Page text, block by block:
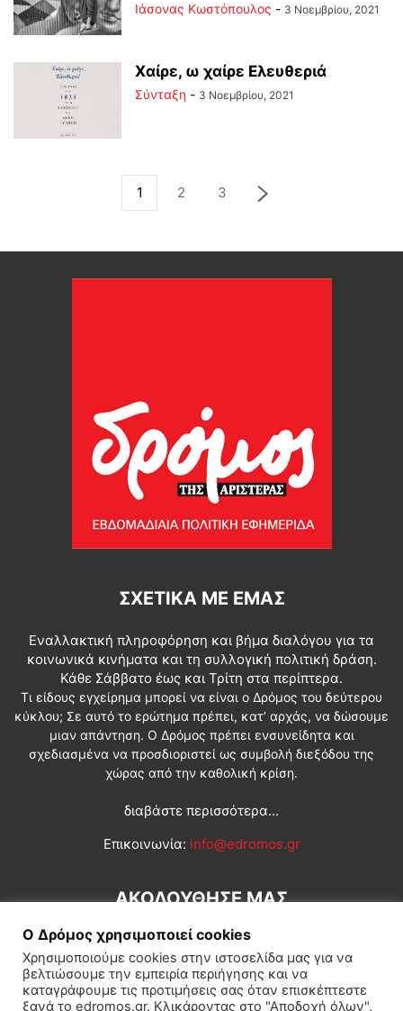
Ιάσονας Κωστόπουλος - 3 Νοεμβρίου, 2021
Χαίρε, ω χαίρε Ελευθεριά
Σύνταξη - 3 Νοεμβρίου, 2021
1 2 3
ΣΧΕΤΙΚΆ ΜΕ ΕΜΆΣ
Εναλλακτική πληροφόρηση και βήμα διαλόγου για τα
κοινωνικά κινήματα και τη συλλογική πολιτική δράση.
Κάθε Σάββατο έως και Τρίτη στα περίπτερα.
Τι είδους εγχείρημα μπορεί να είναι ο Δρόμος του δεύτερου
κύκλου; Σε αυτό το ερώτημα πρέπει, κατ’ αρχάς, να δώσουμε
μιαν απάντηση. Ο Δρόμος πρέπει ενσυνείδητα και
σχεδιασμένα να προσδιοριστεί ως συμβολή διεξόδου της
χώρας από την καθολική κρίση.
διαβάστε περισσότερα...
Επικοινωνία: info@edromos.gr
ΑΚΟΛΟΥΘΗΣΕ ΜΑΣ
Ο Δρόμος χρησιμοποιεί cookies
Χρησιμοποιούμε cookies στην ιστοσελίδα μας για να
βελτιώσουμε την εμπειρία περιήγησης και να
καταγράφουμε τις προτιμήσεις σας όταν επισκέπτεστε
ξανά το edromos.gr. Κλικάροντας στο "Αποδοχή όλων",